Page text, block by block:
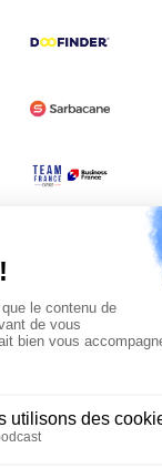
partenaire
DECODE MEDIA,
All Rights